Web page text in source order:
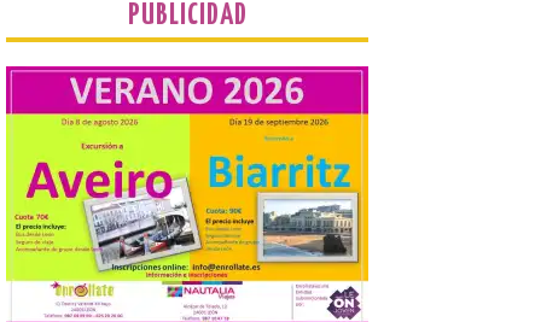
profundizar en la vida
cotidiana de la Edad del
Hierro
6 Ago 2026
La novena campaña
arqueológica centrará sus
trabajos en el estudio de la
organización urbana y la
vida cotidiana del poblado
y contará con la participación de
estudiantes del grado en Historia. La
excavación se complementará con
actividades de divulgación abiertas […]
PUBLICIDAD